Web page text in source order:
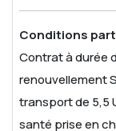
Conditions
Contrat à durée
renouvellement
transport de 5,5
santé prise en